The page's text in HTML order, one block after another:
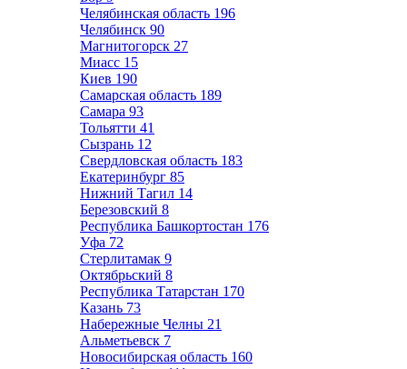
Челябинская область 196
Челябинск 90
Магнитогорск 27
Миасс 15
Киев 190
Самарская область 189
Самара 93
Тольятти 41
Сызрань 12
Свердловская область 183
Екатеринбург 85
Нижний Тагил 14
Березовский 8
Республика Башкортостан 176
Уфа 72
Стерлитамак 9
Октябрьский 8
Республика Татарстан 170
Казань 73
Набережные Челны 21
Альметьевск 7
Новосибирская область 160